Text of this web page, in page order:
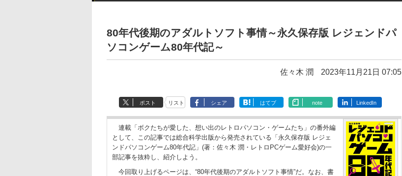
80年代後期のアダルトソフト事情～永久保存版 レジェンドパ
ソコンゲーム80年代記～
佐々木 潤 2023年11月21日 07:05
ポスト リスト シェア はてブ note LinkedIn
連載「ボクたちが愛した、想い出のレトロパソコン・ゲームたち」の番外編
として、この記事では総合科学出版から発売されている「永久保存版 レジェ
ンドパソコンゲーム80年代記」(著：佐々木 潤・レトロPCゲーム愛好会)の一
部記事を抜粋し、紹介しよう。
今回取り上げるページは、“80年代後期のアダルトソフト事情”だ。なお、書